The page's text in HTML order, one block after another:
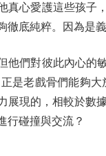
心愛護這些孩子
底純粹。因為是
們對彼此內心的
是老戲骨們能夠
展現的，相較於
行碰撞與交流？